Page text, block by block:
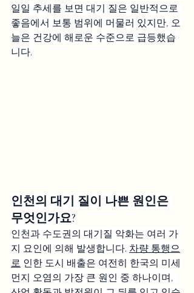
일일 추세를 보면 대기 질은 일반적으로
좋음에서 보통 범위에 머물러 있지만, 오
늘은 건강에 해로운 수준으로 급등했습
니다.
인천의 대기 질이 나쁜 원인은
무엇인가요?
인천과 수도권의 대기질 악화는 여러 가
지 요인에 의해 발생합니다. 차량 통행으
로 인한 도시 배출은 여전히 한국의 미세
먼지 오염의 가장 큰 원인 중 하나이며,